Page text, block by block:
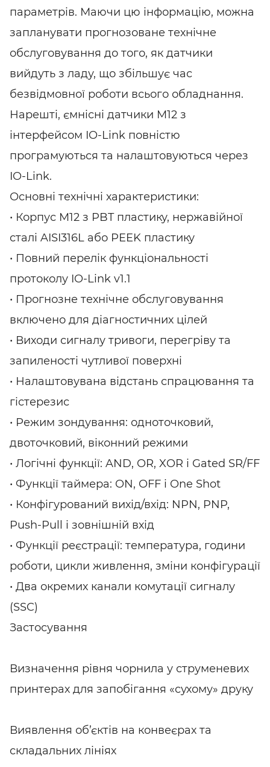
параметрів. Маючи цю інформацію, можна
запланувати прогнозоване технічне
обслуговування до того, як датчики
вийдуть з ладу, що збільшує час
безвідмовної роботи всього обладнання.
Нарешті, ємнісні датчики M12 з
інтерфейсом IO-Link повністю
програмуються та налаштовуються через
IO-Link.
Основні технічні характеристики:
• Корпус M12 з PBT пластику, нержавійної
сталі AISI316L або PEEK пластику
• Повний перелік функціональності
протоколу IO-Link v1.1
• Прогнозне технічне обслуговування
включено для діагностичних цілей
• Виходи сигналу тривоги, перегріву та
запиленості чутливої поверхні
• Налаштовувана відстань спрацювання та
гістерезис
• Режим зондування: одноточковий,
двоточковий, віконний режими
• Логічні функції: AND, OR, XOR і Gated SR/FF
• Функції таймера: ON, OFF і One Shot
• Конфігурований вихід/вхід: NPN, PNP,
Push-Pull і зовнішній вхід
• Функції реєстрації: температура, години
роботи, цикли живлення, зміни конфігурації
• Два окремих канали комутації сигналу
(SSC)
Застосування
Визначення рівня чорнила у струменевих
принтерах для запобігання «сухому» друку
Виявлення об’єктів на конвеєрах та
складальних лініях